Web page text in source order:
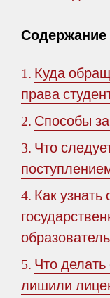
Содержание
1. Куда
права
2. Способы
3. Что
4. Как
5. Что
лишили